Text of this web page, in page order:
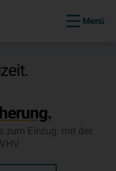
Menü
zum Einzug: mit der